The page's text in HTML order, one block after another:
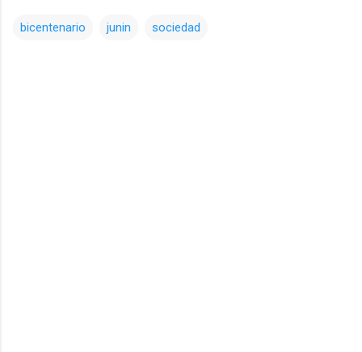
bicentenario junin sociedad